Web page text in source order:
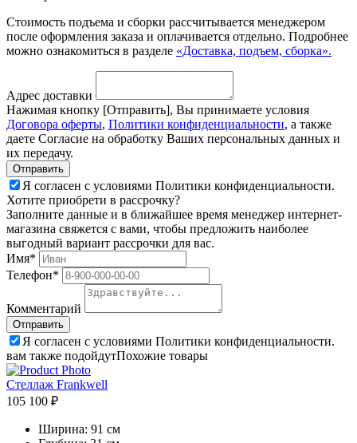
Стоимость подъема и сборки рассчитывается менеджером
после оформления заказа и оплачивается отдельно. Подробнее
можно ознакомиться в разделе «Доставка, подъем, сборка».
Адрес доставки
Нажимая кнопку [Отправить], Вы принимаете условия
Договора оферты, Политики конфиденциальности, а также
даете Согласие на обработку Ваших персональных данных и
их передачу.
Я согласен с условиями Политики конфиденциальности.
Хотите приобрети в рассрочку?
Заполните данные и в ближайшее время менеджер интернет-
магазина свяжется с вами, чтобы предложить наиболее
выгодный вариант рассрочки для вас.
Имя*
Телефон*
Комментарий
Я согласен с условиями Политики конфиденциальности.
вам также подойдутПохожие товары
Стеллаж Frankwell
105 100 ₽
Ширина: 91 см